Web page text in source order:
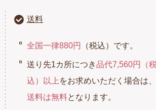
送料
全国一律880円 （税込）です。
送り先1カ所につき品代7,560円（
込）以上 をお求めいただく場合は、
送料は無料となります。